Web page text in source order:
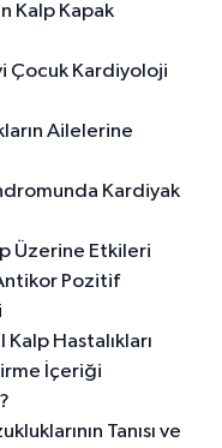
Kalp Kapak
Çocuk Kardiyoloji
Ailelerine
Kardiyak
Üzerine Etkileri
Pozitif
Hastalıkları
İçeriği
Tanısı ve